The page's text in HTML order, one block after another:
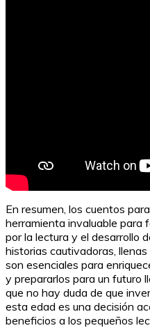
En resumen, los cuentos
herramienta invaluable para
por la lectura y el desarrollo
historias cautivadoras,
son esenciales para
y prepararlos para un futuro
que no hay duda de que
esta edad es una decisión
beneficios a los pequeños